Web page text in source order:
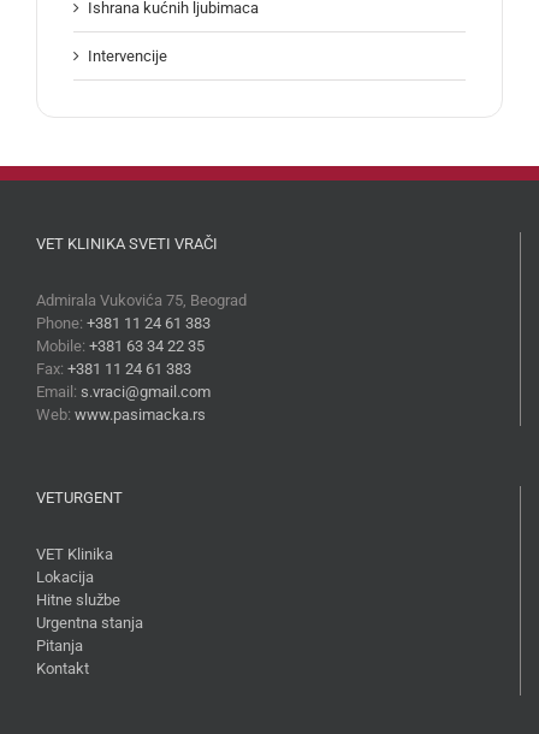
Ishrana kućnih ljubimaca
Intervencije
VET KLINIKA SVETI VRAČI
Admirala Vukovića 75, Beograd
Phone: +381 11 24 61 383
Mobile: +381 63 34 22 35
Fax: +381 11 24 61 383
Email: s.vraci@gmail.com
Web: www.pasimacka.rs
VETURGENT
VET Klinika
Lokacija
Hitne službe
Urgentna stanja
Pitanja
Kontakt